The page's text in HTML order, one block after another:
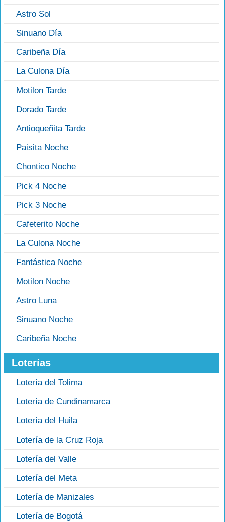
Astro Sol
Sinuano Día
Caribeña Día
La Culona Día
Motilon Tarde
Dorado Tarde
Antioqueñita Tarde
Paisita Noche
Chontico Noche
Pick 4 Noche
Pick 3 Noche
Cafeterito Noche
La Culona Noche
Fantástica Noche
Motilon Noche
Astro Luna
Sinuano Noche
Caribeña Noche
Loterías
Lotería del Tolima
Lotería de Cundinamarca
Lotería del Huila
Lotería de la Cruz Roja
Lotería del Valle
Lotería del Meta
Lotería de Manizales
Lotería de Bogotá